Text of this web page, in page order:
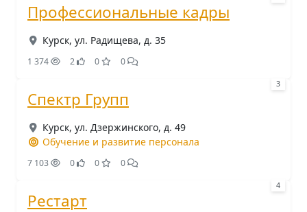
Профессиональные кадры
Курск, ул. Радищева, д. 35
1 374 2 0 0
3
Спектр Групп
Курск, ул. Дзержинского, д. 49
Обучение и развитие персонала
7 103 0 0 0
4
Рестарт